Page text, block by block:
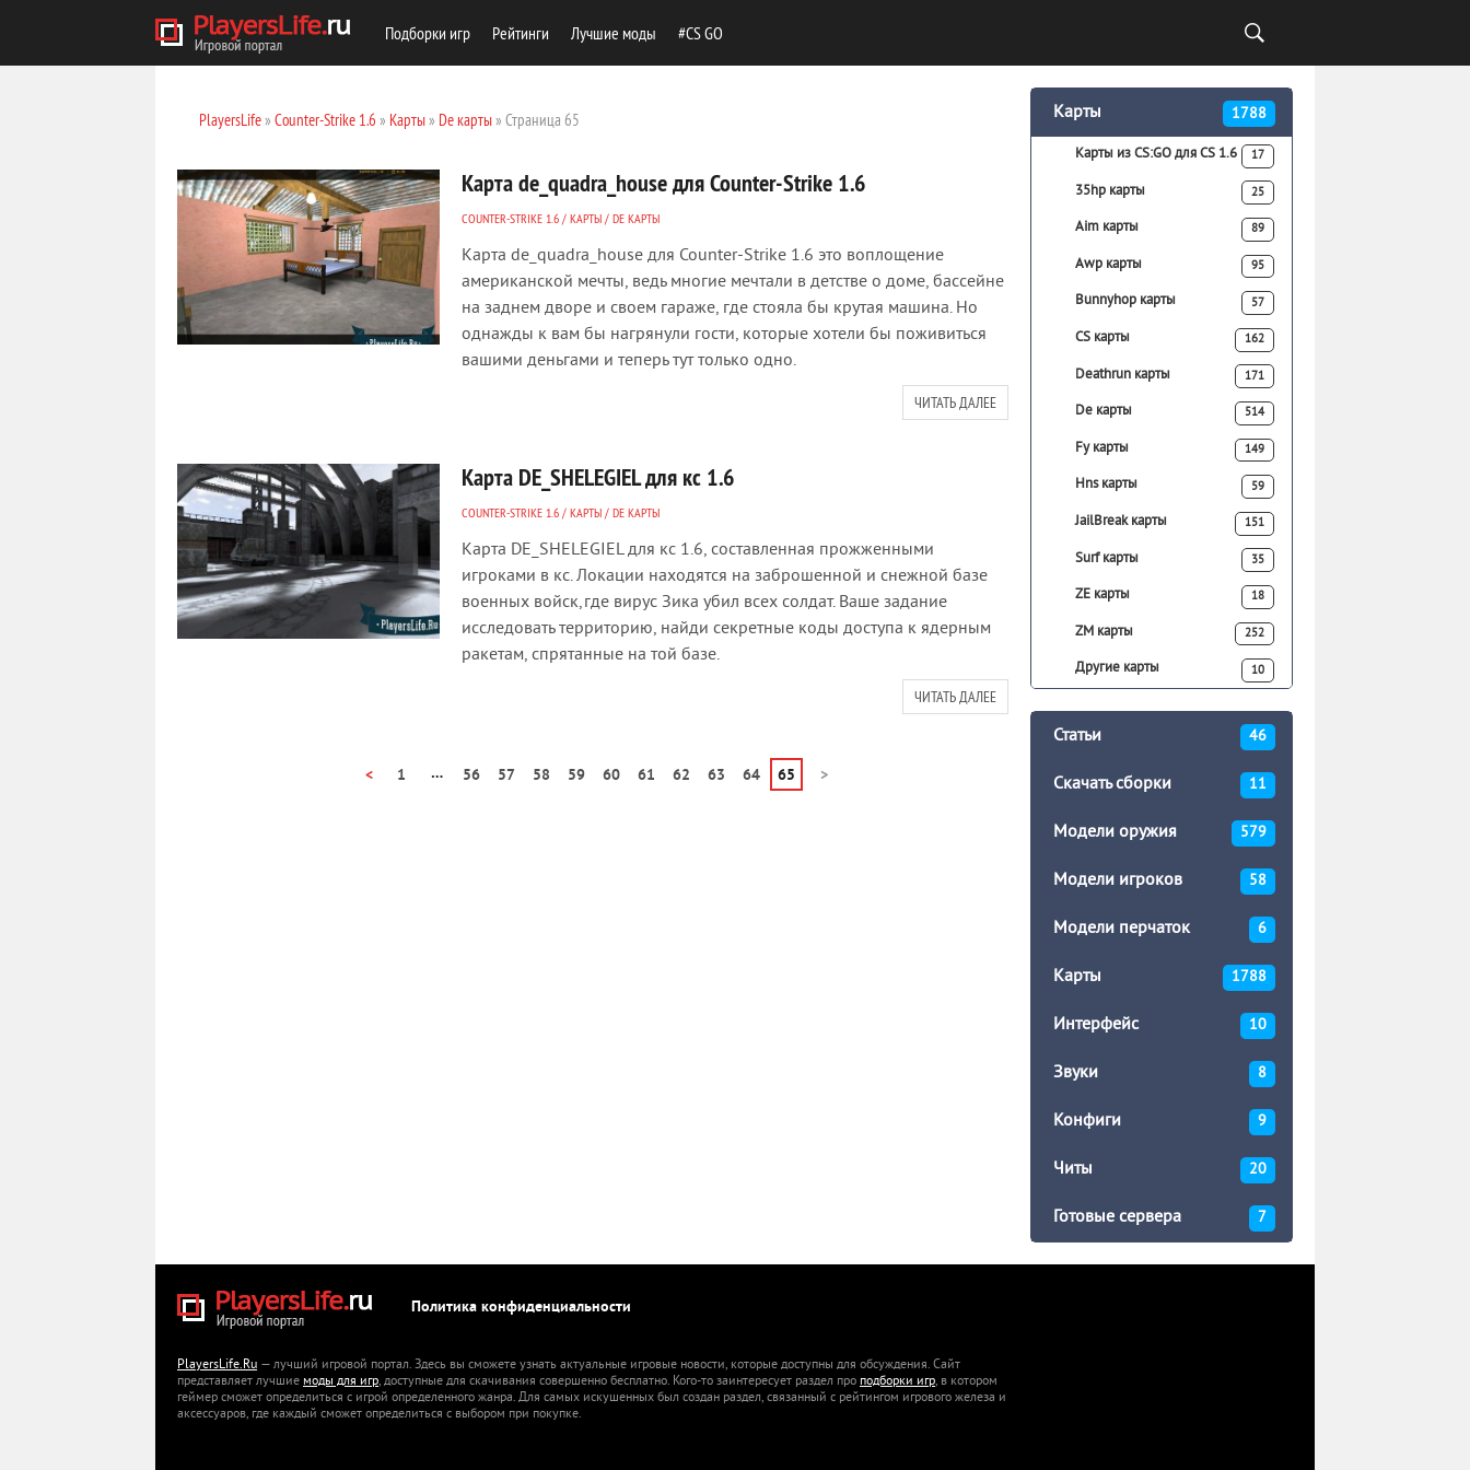
Подборки игр Рейтинги Лучшие моды #CS GO
PlayersLife» Counter-Strike 1.6 » Карты» De карты» Страница 65
Карта de_quadra_house для Counter-Strike 1.6
COUNTER-STRIKE 1.6 / КАРТЫ / DE КАРТЫ
Карта de_quadra_house для Counter-Strike 1.6 это воплощение
американской мечты, ведь многие мечтали в детстве о доме, бассейне
на заднем дворе и своем гараже, где стояла бы крутая машина. Но
однажды к вам бы нагрянули гости, которые хотели бы поживиться
вашими деньгами и теперь тут только одно.
ЧИТАТЬ ДАЛЕЕ
Карта DE_SHELEGIEL для кс 1.6
COUNTER-STRIKE 1.6 / КАРТЫ / DE КАРТЫ
Карта DE_SHELEGIEL для кс 1.6, составленная прожженными
игроками в кс. Локации находятся на заброшенной и снежной базе
военных войск,где вирус Зика убил всех солдат. Ваше задание
исследовать территорию, найди секретные коды доступа к ядерным
ракетам, спрятанные на той базе.
ЧИТАТЬ ДАЛЕЕ
< 1 … 56 57 58 59 60 61 62 63 64 65 >
Карты 1788
Карты из CS:GO для CS 1.6 17
35hp карты 25
Aim карты 89
Awp карты 95
Bunnyhop карты 57
CS карты 162
Deathrun карты 171
De карты 514
Fy карты 149
Hns карты 59
JailBreak карты 151
Surf карты 35
ZE карты 18
ZM карты 252
Другие карты 10
Статьи 46
Скачать сборки 11
Модели оружия 579
Модели игроков 58
Модели перчаток 6
Карты 1788
Интерфейс 10
Звуки 8
Конфиги 9
Читы 20
Готовые сервера 7
Политика конфиденциальности
PlayersLife.Ru — лучший игровой портал. Здесь вы сможете узнать актуальные игровые новости, которые доступны для обсуждения. Сайт
представляет лучшие моды для игр, доступные для скачивания совершенно бесплатно. Кого-то заинтересует раздел про подборки игр, в котором
геймер сможет определиться с игрой определенного жанра. Для самых искушенных был создан раздел, связанный с рейтингом игрового железа и
аксессуаров, где каждый сможет определиться с выбором при покупке.